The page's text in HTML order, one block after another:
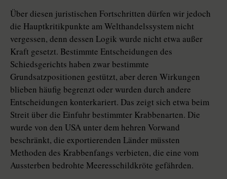
Über diesen juristischen Fortschritten dürfen wir jedoch
die Hauptkritikpunkte am Welthandelssystem nicht
vergessen, denn dessen Logik wurde nicht etwa außer
Kraft gesetzt. Bestimmte Entscheidungen des
Schiedsgerichts haben zwar bestimmte
Grundsatzpositionen gestützt, aber deren Wirkungen
blieben häufig begrenzt oder wurden durch andere
Entscheidungen konterkariert. Das zeigt sich etwa beim
Streit über die Einfuhr bestimmter Krabbenarten. Die
wurde von den USA unter dem hehren Vorwand
beschränkt, die exportierenden Länder müssten
Methoden des Krabbenfangs verbieten, die eine vom
Aussterben bedrohte Meeresschildkröte gefährden.